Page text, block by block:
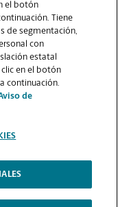
Uso del Sitio Web |
el botón
Tiene
de segmentación,
con
estatal
clic en el botón
a continuación.
de